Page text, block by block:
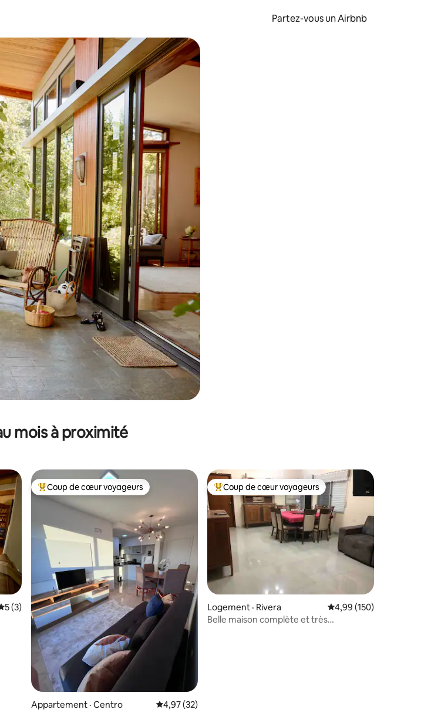
Partez-vous un Airbnb
et vers le bas, ou en appuyant dessus et en les faisant glisser.
mois à proximité
moyenne de 5 sur 5, 3 commentaires
5 (3)
Coup de cœur voyageurs parmi les plus aimés
Coup de cœur voyageurs
Appartement · Centro Note moyenne de 4,97 sur 5, 32 commentaires
4,97 (32)
Coup de cœur voyageurs parmi les plus aimés
Coup de cœur voyageurs
Logement · Rivera Note moyenne de
4,99 (150)
Belle maison complète et très